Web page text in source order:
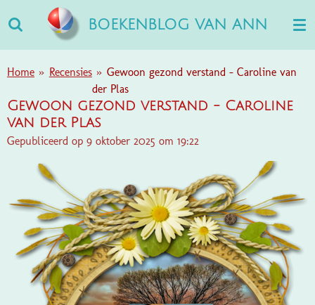
direct
naar
de
BOEKENBLOG VAN ANN
Home » Recensies » Gewoon gezond verstand - Caroline van
der Plas
Gewoon gezond verstand - Caroline
van der Plas
Gepubliceerd op 9 oktober 2025 om 19:22